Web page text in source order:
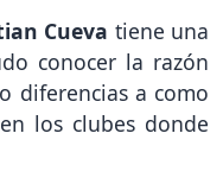
Cueva tiene una
conocer la razón
diferencias a como
los clubes donde